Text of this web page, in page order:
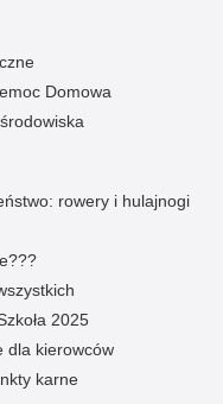
Domowa
rowery i hulajnogi
2025
dla kierowców
karne